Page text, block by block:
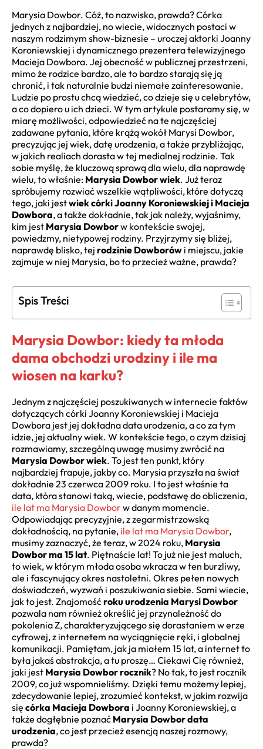
Marysia Dowbor. Cóż, to nazwisko, prawda? Córka
jednych z najbardziej, no wiecie, widocznych postaci w
naszym rodzimym show-biznesie – uroczej aktorki Joanny
Koroniewskiej i dynamicznego prezentera telewizyjnego
Macieja Dowbora. Jej obecność w publicznej przestrzeni,
mimo że rodzice bardzo, ale to bardzo starają się ją
chronić, i tak naturalnie budzi niemałe zainteresowanie.
Ludzie po prostu chcą wiedzieć, co dzieje się u celebrytów,
a co dopiero u ich dzieci. W tym artykule postaramy się, w
miarę możliwości, odpowiedzieć na te najczęściej
zadawane pytania, które krążą wokół Marysi Dowbor,
precyzując jej wiek, datę urodzenia, a także przybliżając,
w jakich realiach dorasta w tej medialnej rodzinie. Tak
sobie myślę, że kluczową sprawą dla wielu, dla naprawdę
wielu, to właśnie: Marysia Dowbor wiek. Już teraz
spróbujemy rozwiać wszelkie wątpliwości, które dotyczą
tego, jaki jestwiek córki Joanny Koroniewskiej i Macieja
Dowbora, a także dokładnie, tak jak należy, wyjaśnimy,
kim jest Marysia Dowborw kontekście swojej,
powiedzmy, nietypowej rodziny. Przyjrzymy się bliżej,
naprawdę blisko, tej rodzinie Dowborów i miejscu, jakie
zajmuje w niej Marysia, bo to przecież ważne, prawda?
Spis Treści
Marysia Dowbor: kiedy ta młoda
dama obchodzi urodziny i ile ma
wiosen na karku?
Jednym z najczęściej poszukiwanych w internecie faktów
dotyczących córki Joanny Koroniewskiej i Macieja
Dowbora jest jej dokładna data urodzenia, a co za tym
idzie, jej aktualny wiek. W kontekście tego, o czym dzisiaj
rozmawiamy, szczególną uwagę musimy zwrócić na
Marysia Dowbor wiek. To jest ten punkt, który
najbardziej frapuje, jakby co. Marysia przyszła na świat
dokładnie 23 czerwca 2009 roku. I to jest właśnie ta
data, która stanowi taką, wiecie, podstawę do obliczenia,
ile lat ma Marysia Dowborw danym momencie.
Odpowiadając precyzyjnie, z zegarmistrzowską
dokładnością, na pytanie, ile lat ma Marysia Dowbor,
musimy zaznaczyć, że teraz, w 2024 roku, Marysia
Dowbor ma 15 lat. Piętnaście lat! To już nie jest maluch,
to wiek, w którym młoda osoba wkracza w ten burzliwy,
ale i fascynujący okres nastoletni. Okres pełen nowych
doświadczeń, wyzwań i poszukiwania siebie. Sami wiecie,
jak to jest. Znajomośćroku urodzenia Marysi Dowbor
pozwala nam również określić jej przynależność do
pokolenia Z, charakteryzującego się dorastaniem w erze
cyfrowej, z internetem na wyciągnięcie ręki, i globalnej
komunikacji. Pamiętam, jak ja miałem 15 lat, a internet to
była jakaś abstrakcja, a tu proszę… Ciekawi Cię również,
jaki jest Marysia Dowbor rocznik? No tak, to jest rocznik
2009, co już wspomnieliśmy. Dzięki temu możemy lepiej,
zdecydowanie lepiej, zrozumieć kontekst, w jakim rozwija
się córka Macieja Dowbora i Joanny Koroniewskiej, a
także dogłębnie poznać Marysia Dowbor data
urodzenia, co jest przecież esencją naszej rozmowy,
prawda?